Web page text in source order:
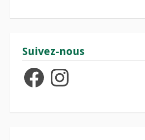
Suivez-nous
FacebookInstagram